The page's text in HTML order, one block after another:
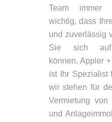
Team immer
wichtig, dass
und zuverlässig
Sie sich auf
können. Appler
ist Ihr Spezialist
wir stehen für
Vermietung von
und